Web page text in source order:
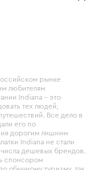
рынке
любителям
Indiana – это
тех людей,
Все дело в
его по
дорогим лишним
Indiana не стали
дешевых брендов.
спонсором